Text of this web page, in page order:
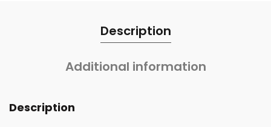
Description
Additional information
Description